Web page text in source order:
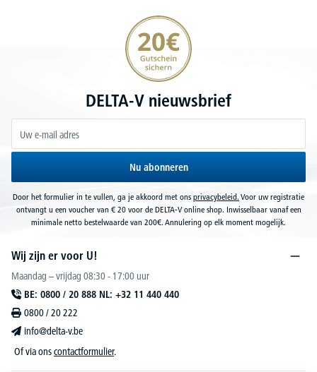
20€ korting verzekeren
DELTA-V nieuwsbrief
Nu abonneren
Door het formulier in te vullen, ga je akkoord met ons privacybeleid. Voor uw registratie
ontvangt u een voucher van € 20 voor de DELTA-V online shop. Inwisselbaar vanaf een
minimale netto bestelwaarde van 200€. Annulering op elk moment mogelijk.
Wij zijn er voor U!
Maandag – vrijdag 08:30 - 17:00 uur
BE: 0800 / 20 888 NL: +32 11 440 440
0800 / 20 222
info@delta-v.be
Of via onscontactformulier.